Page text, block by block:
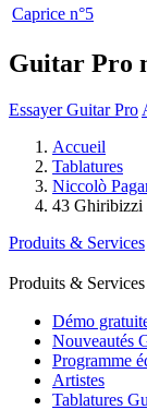
Caprice n°5
Guitar Pro
Essayer Guitar Pro
Accueil
Tablatures
Niccolò
43 Ghiribizzi
Produits & Services
Produits & Services
Démo
Nouveautés
Programme
Artistes
Tablatures